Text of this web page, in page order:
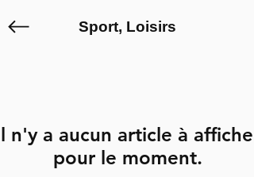
Sport, Loisirs
n'y a aucun article à afficher
pour le moment.